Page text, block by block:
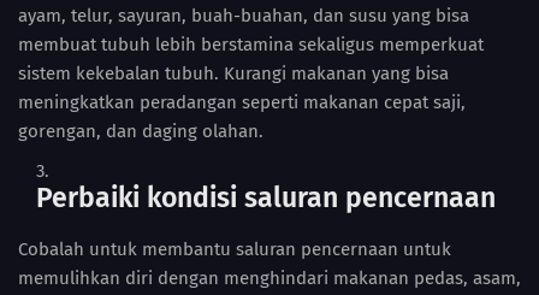
ayam, telur, sayuran, buah-buahan, dan susu yang bisa
membuat tubuh lebih berstamina sekaligus memperkuat
sistem kekebalan tubuh. Kurangi makanan yang bisa
meningkatkan peradangan seperti makanan cepat saji,
gorengan, dan daging olahan.
Perbaiki kondisi saluran pencernaan
Cobalah untuk membantu saluran pencernaan untuk
memulihkan diri dengan menghindari makanan pedas, asam,